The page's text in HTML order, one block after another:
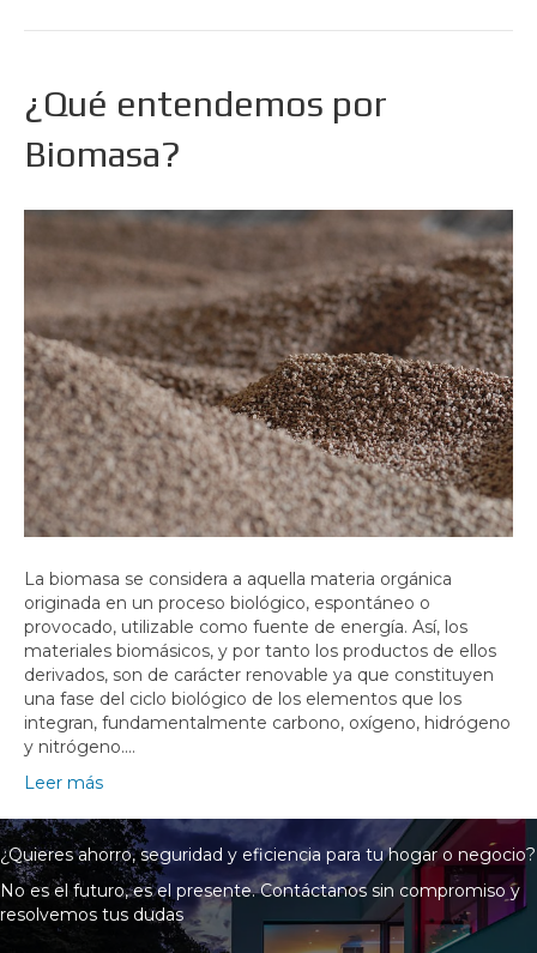
¿Qué entendemos por
Biomasa?
La biomasa se considera a aquella materia orgánica
originada en un proceso biológico, espontáneo o
provocado, utilizable como fuente de energía. Así, los
materiales biomásicos, y por tanto los productos de ellos
derivados, son de carácter renovable ya que constituyen
una fase del ciclo biológico de los elementos que los
integran, fundamentalmente carbono, oxígeno, hidrógeno
y nitrógeno.…
Leer más
¿Quieres ahorro, seguridad y eficiencia para tu hogar o negocio?
No es el futuro, es el presente. Contáctanos sin compromiso y
resolvemos tus dudas